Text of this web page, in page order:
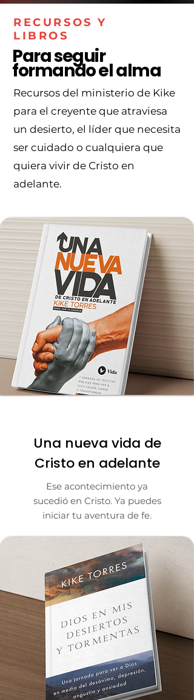
RECURSOS Y
LIBROS
Para seguir
formando el alma
Recursos del ministerio de Kike
para el creyente que atraviesa
un desierto, el líder que necesita
ser cuidado o cualquiera que
quiera vivir de Cristo en
adelante.
Una nueva vida de
Cristo en adelante
Ese acontecimiento ya
sucedió en Cristo. Ya puedes
iniciar tu aventura de fe.